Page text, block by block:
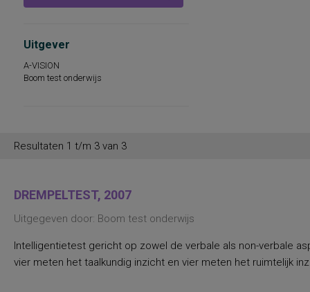
Uitgever
A-VISION
Boom test onderwijs
Resultaten 1 t/m 3 van 3
DREMPELTEST, 2007
Uitgegeven door: Boom test onderwijs
Intelligentietest gericht op zowel de verbale als non-verbale
vier meten het taalkundig inzicht en vier meten het ruimtelijk